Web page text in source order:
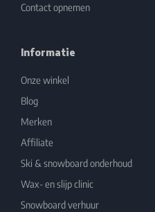
Contact opnemen
Informatie
Onze winkel
Blog
Merken
Affiliate
Ski & snowboard onderhoud
Wax- en slijp clinic
Snowboard verhuur